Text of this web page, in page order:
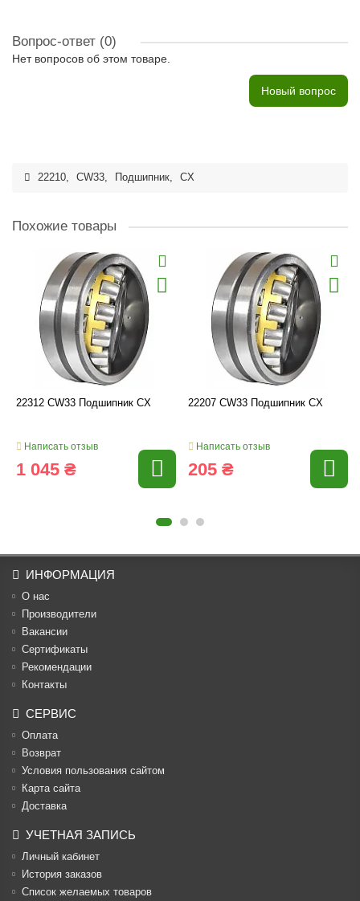
Вопрос-ответ (0)
Нет вопросов об этом товаре.
Новый вопрос
22210, CW33, Подшипник, CX
Похожие товары
22312 CW33 Подшипник CX
Написать отзыв
1 045 ₴
22207 CW33 Подшипник CX
Написать отзыв
205 ₴
ИНФОРМАЦИЯ
О нас
Производители
Вакансии
Cертификаты
Рекомендации
Контакты
СЕРВИС
Оплата
Возврат
Условия пользования сайтом
Карта сайта
Доставка
УЧЕТНАЯ ЗАПИСЬ
Личный кабинет
История заказов
Список желаемых товаров